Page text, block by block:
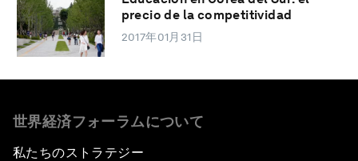
precio de la competitividad
2017年01月31日
世界経済フォーラムについて
私たちのストラテジー